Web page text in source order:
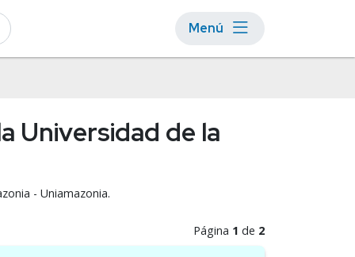
Menú
Universidad de la
- Uniamazonia.
Página 1 de 2